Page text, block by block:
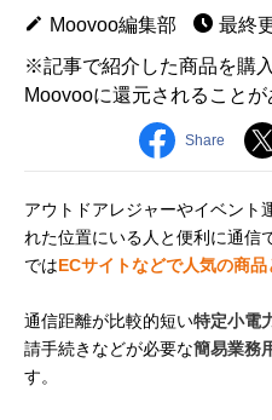
Moovoo編集部
最終
※記事で紹介した商品を購
Moovooに還元されることが
Share
アウトドアレジャーやイベント
れた位置にいる人と便利に通信
ではECサイトなどで人気の商
通信距離が比較的短い特定小電
請手続きなどが必要な簡易業務
す。